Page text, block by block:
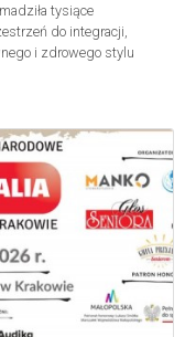
tysiące
do integracji,
i zdrowego stylu